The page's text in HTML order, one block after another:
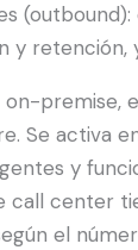
y
on-
Se activa
y
call center
el